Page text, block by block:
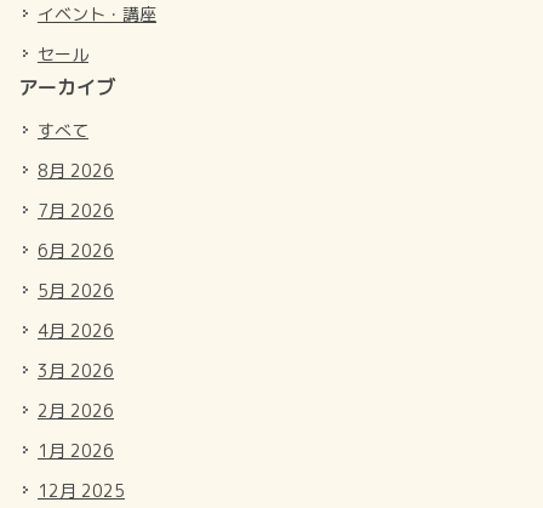
イベント・講座
セール
アーカイブ
すべて
8月 2026
7月 2026
6月 2026
5月 2026
4月 2026
3月 2026
2月 2026
1月 2026
12月 2025